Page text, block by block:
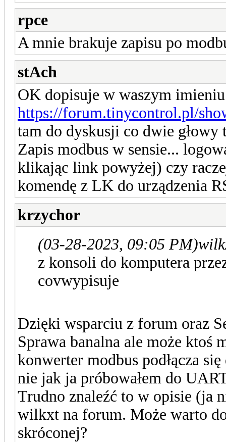
rpce
A mnie brakuje zapisu po
stAch
OK dopisuje w waszym
https://forum.tinycontrol.pl/
tam do dyskusji co dwie głowy
Zapis modbus w sensie...
klikając link powyżej) czy
komendę z LK do urządzenia
krzychor
(03-28-2023, 09:05 PM)
z konsoli do komputera
covwypisuje
Dzięki wsparciu z forum oraz
Sprawa banalna ale może ktoś
konwerter modbus podłącza
nie jak ja próbowałem do
Trudno znaleźć to w opisie (ja
wilkxt na forum. Może warto
skróconej?